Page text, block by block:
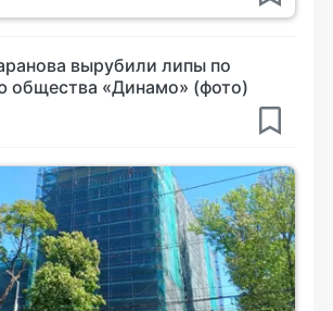
вырубили липы по
общества «Динамо» (фото)